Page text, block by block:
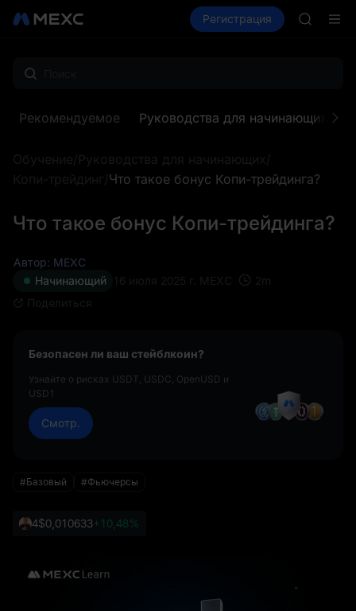
Рынки Спот Фьючерсы
Регистрация
CYS
Рекомендуемое Руководства для начинающих
Обучение/Руководства для начинающих/
Копи-трейдинг/Что такое бонус Копи-трейдинга?
Что такое бонус Копи-трейдинга?
Автор: MEXC
Начинающий
16 июля 2025 г. MEXC 2 m
Поделиться
Безопасен ли ваш стейблкоин?
Узнайте о рисках USDT, USDC, OpenUSD и
USD1
Смотр.
#Базовый #Фьючерсы
4$0,010633+10,48%